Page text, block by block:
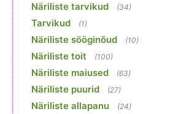
Näriliste tarvikud (34)
Tarvikud (1)
Näriliste sööginõud (10)
Näriliste toit (100)
Näriliste maiused (63)
Näriliste puurid (27)
Näriliste allapanu (24)